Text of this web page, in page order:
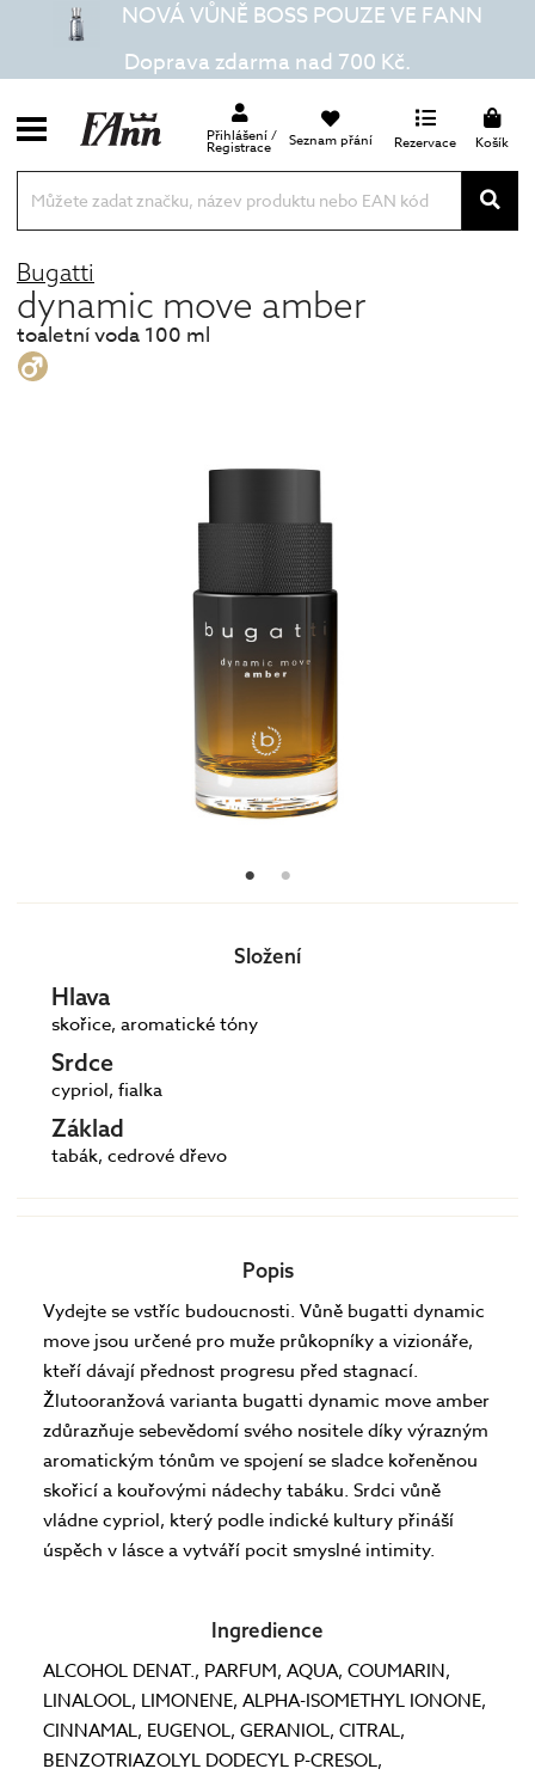
NOVÁ VŮNĚ BOSS POUZE VE FANN
Doprava zdarma nad 700 Kč.
Přihlášení /
Registrace Seznam přání Rezervace Košík
Bugatti
dynamic move amber
toaletní voda 100 ml
Složení
Hlava
skořice, aromatické tóny
Srdce
cypriol, fialka
Základ
tabák, cedrové dřevo
Popis
Vydejte se vstříc budoucnosti. Vůně bugatti dynamic
move jsou určené pro muže průkopníky a vizionáře,
kteří dávají přednost progresu před stagnací.
Žlutooranžová varianta bugatti dynamic move amber
zdůrazňuje sebevědomí svého nositele díky výrazným
aromatickým tónům ve spojení se sladce kořeněnou
skořicí a kouřovými nádechy tabáku. Srdci vůně
vládne cypriol, který podle indické kultury přináší
úspěch v lásce a vytváří pocit smyslné intimity.
Ingredience
ALCOHOL DENAT., PARFUM, AQUA, COUMARIN,
LINALOOL, LIMONENE, ALPHA-ISOMETHYL IONONE,
CINNAMAL, EUGENOL, GERANIOL, CITRAL,
BENZOTRIAZOLYL DODECYL P-CRESOL,